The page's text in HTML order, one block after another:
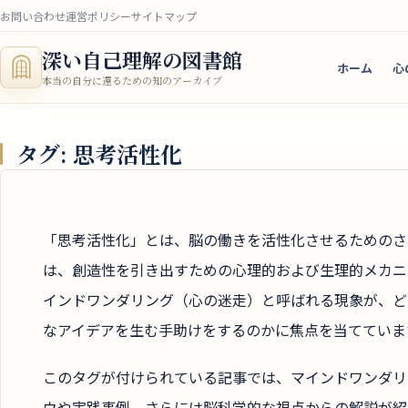
お問い合わせ運営ポリシーサイトマップ
深い自己理解の図書館
本当の自分に還るための知のアーカイブ
ホーム 心
タグ: 思考活性化
「思考活性化」とは、脳の働きを活性化させるための
は、創造性を引き出すための心理的および生理的メカ
インドワンダリング（心の迷走）と呼ばれる現象が、
なアイデアを生む手助けをするのかに焦点を当ててい
このタグが付けられている記事では、マインドワンダ